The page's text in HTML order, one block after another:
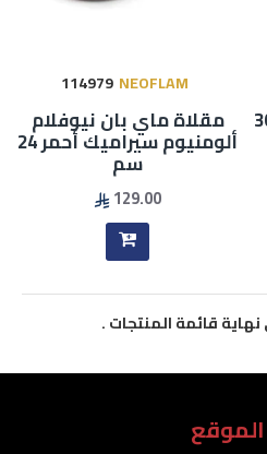
30
NEOFLAM
114979
مقلاة ماي بان نيوفلام
ألومنيوم سيراميك أحمر 24
سم
129.00
قائمة المنتجات .